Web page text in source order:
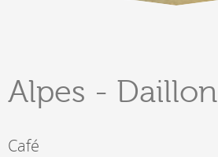
Alpes - Daillon
Café